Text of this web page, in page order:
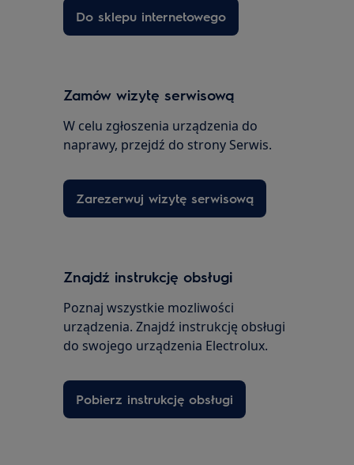
Do sklepu internetowego
Zamów wizytę serwisową
W celu zgłoszenia urządzenia do
naprawy, przejdź do strony Serwis.
Zarezerwuj wizytę serwisową
Znajdź instrukcję obsługi
Poznaj wszystkie mozliwości
urządzenia. Znajdź instrukcję obsługi
do swojego urządzenia Electrolux.
Pobierz instrukcję obsługi